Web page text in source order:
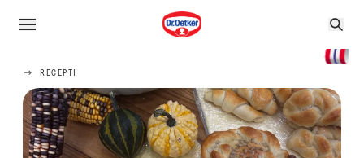
RECEPTI